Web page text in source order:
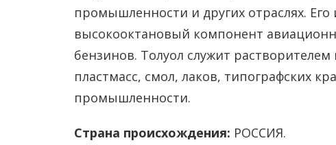
промышленности и других отраслях. Его
высокооктановый компонент
бензинов. Толуол служит
пластмасс, смол, лаков, типографских
промышленности.
Страна происхождения: РОССИЯ.